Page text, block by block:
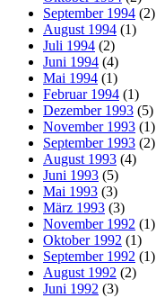
September 1994 (2)
August 1994 (1)
Juli 1994 (2)
Juni 1994 (4)
Mai 1994 (1)
Februar 1994 (1)
Dezember 1993 (5)
November 1993 (1)
September 1993 (2)
August 1993 (4)
Juni 1993 (5)
Mai 1993 (3)
März 1993 (3)
November 1992 (1)
Oktober 1992 (1)
September 1992 (1)
August 1992 (2)
Juni 1992 (3)